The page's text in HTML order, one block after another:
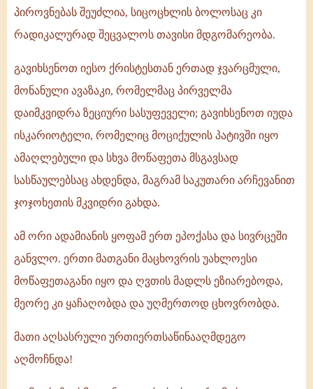
პიროვნებას შეუძლია, სიცოცხლის ბოლოსაც კი
რადიკალურად შეცვალოს თავისი მდგომარეობა.
გავიხსენოთ იესო ქრისტესთან ერთად ჯვარცმული,
მონანული ავაზაკი, რომელმაც პირველმა
დაიმკვიდრა ზეციური სასუფეველი; გავიხსენოთ იუდა
ისკარიოტელი, რომელიც მოციქულის პატივში იყო
ამაღლებული და სხვა მოწაფეთა მსგავსად
სასწაულებსაც ახდენდა, მაგრამ საკუთარი არჩევანით
ჯოჯოხეთის მკვიდრი გახდა.
ამ ორი ადამიანის ყოფამ ერთ ეპოქასა და სივრცეში
განვლო. ერთი მათგანი მაცხოვრის უახლოესი
მოწაფეთაგანი იყო და ღვთის მადლს ეზიარებოდა,
მეორე კი ყაჩაღობდა და უღმერთოდ ცხოვრობდა.
მათი აღსასრული ურთიერთსაწინააღმდეგო
აღმოჩნდა!